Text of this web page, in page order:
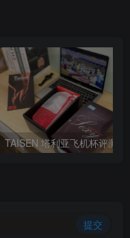
提交